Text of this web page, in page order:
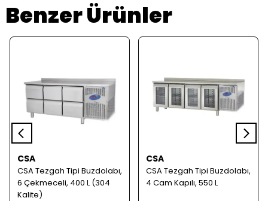
Benzer Ürünler
CSA
CSA Tezgah Tipi Buzdolabı,
6 Çekmeceli, 400 L (304
Kalite)
CSA
CSA Tezgah Tipi Buzdolabı,
4 Cam Kapılı, 550 L